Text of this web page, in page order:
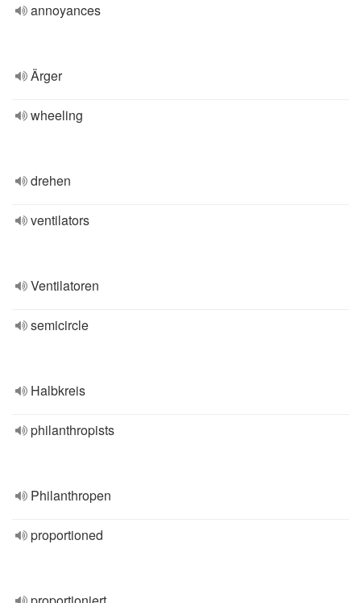
annoyances
Ärger
wheeling
drehen
ventilators
Ventilatoren
semicircle
Halbkreis
philanthropists
Philanthropen
proportioned